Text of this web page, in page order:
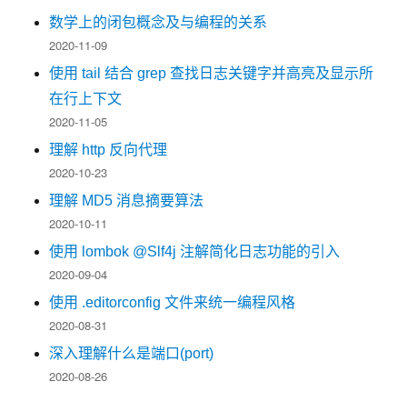
数学上的闭包概念及与编程的关系
2020-11-09
使用 tail 结合 grep 查找日志关键字并高亮及显示所
在行上下文
2020-11-05
理解 http 反向代理
2020-10-23
理解 MD5 消息摘要算法
2020-10-11
使用 lombok @Slf4j 注解简化日志功能的引入
2020-09-04
使用 .editorconfig 文件来统一编程风格
2020-08-31
深入理解什么是端口(port)
2020-08-26